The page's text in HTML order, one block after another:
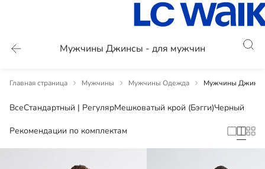
Мужчины Джинсы - для мужчин
Главная страница Мужчины Мужчины Одежда Мужчины
ВсеСтандартный | РегулярМешковатый крой (Бэгги)Черный
Рекомендации по комплектам